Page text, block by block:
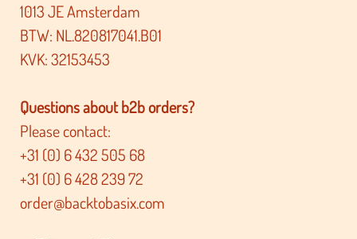
1013 JE Amsterdam
BTW: NL.820817041.B01
KVK: 32153453
Questions about b2b orders?
Please contact:
+31 (0) 6 432 505 68
+31 (0) 6 428 239 72
order@backtobasix.com